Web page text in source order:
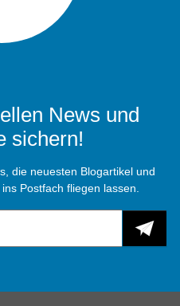
News und
sichern!
die neuesten Blogartikel und
Postfach fliegen lassen.